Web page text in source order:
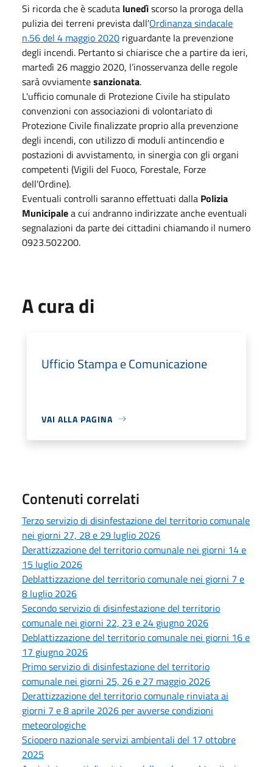
Si ricorda che è scaduta lunedìscorso la proroga della
pulizia dei terreni prevista dall'Ordinanza sindacale
n.56 del 4 maggio 2020 riguardante la prevenzione
degli incendi. Pertanto si chiarisce che a partire da ieri,
martedì 26 maggio 2020, l’inosservanza delle regole
sarà ovviamentesanzionata.
L'ufficio comunale di Protezione Civile ha stipulato
convenzioni con associazioni di volontariato di
Protezione Civile finalizzate proprio alla prevenzione
degli incendi, con utilizzo di moduli antincendio e
postazioni di avvistamento, in sinergia con gli organi
competenti (Vigili del Fuoco, Forestale, Forze
dell'Ordine).
Eventuali controlli saranno effettuati dalla Polizia
Municipalea cui andranno indirizzate anche eventuali
segnalazioni da parte dei cittadini chiamando il numero
0923.502200.
A cura di
Ufficio Stampa e Comunicazione
VAI ALLA PAGINA
Contenuti correlati
Terzo servizio di disinfestazione del territorio comunale
nei giorni 27, 28 e 29 luglio 2026
Derattizzazione del territorio comunale nei giorni 14 e
15 luglio 2026
Deblattizzazione del territorio comunale nei giorni 7 e
8 luglio 2026
Secondo servizio di disinfestazione del territorio
comunale nei giorni 22, 23 e 24 giugno 2026
Deblattizzazione del territorio comunale nei giorni 16 e
17 giugno 2026
Primo servizio di disinfestazione del territorio
comunale nei giorni 25, 26 e 27 maggio 2026
Derattizzazione del territorio comunale rinviata ai
giorni 7 e 8 aprile 2026 per avverse condizioni
meteorologiche
Sciopero nazionale servizi ambientali del 17 ottobre
2025